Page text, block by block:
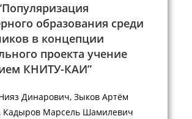
образования среди
в концепции
проекта учение
КНИТУ-КАИ”
Динарович, Зыков Артём
Кадыров Марсель Шамилевич